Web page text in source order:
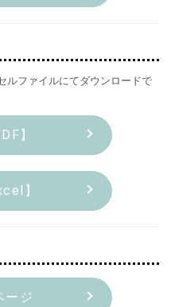
ルファイルにてダウンロードで
】
】
ージ